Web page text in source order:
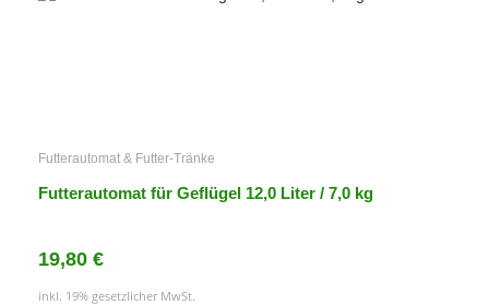
Futterautomat & Futter-Tränke
Futterautomat für Geflügel 12,0 Liter / 7,0 kg
19,80 €
inkl. 19% gesetzlicher MwSt.